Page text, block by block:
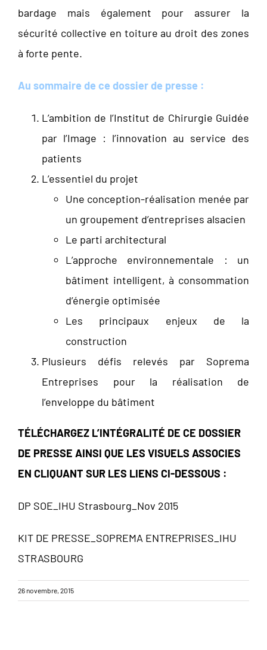
bardage mais également pour assurer la
sécurité collective en toiture au droit des zones
à forte pente.
Au sommaire de ce dossier de presse :
L’ambition de l’Institut de Chirurgie Guidée
par l’Image : l’innovation au service des
patients
L’essentiel du projet
Une conception-réalisation menée par
un groupement d’entreprises alsacien
Le parti architectural
L’approche environnementale : un
bâtiment intelligent, à consommation
d’énergie optimisée
Les principaux enjeux de la
construction
Plusieurs défis relevés par Soprema
Entreprises pour la réalisation de
l’enveloppe du bâtiment
TÉLÉCHARGEZ L’INTÉGRALITÉ DE CE DOSSIER
DE PRESSE AINSI QUE LES VISUELS ASSOCIES
EN CLIQUANT SUR LES LIENS CI-DESSOUS :
DP SOE_IHU Strasbourg_Nov 2015
KIT DE PRESSE_SOPREMA ENTREPRISES_IHU
STRASBOURG
26 novembre, 2015